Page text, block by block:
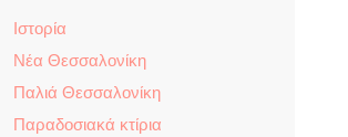
Ιστορία
Νέα Θεσσαλονίκη
Παλιά Θεσσαλονίκη
Παραδοσιακά κτίρια